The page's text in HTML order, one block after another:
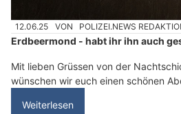
12.06.25 VON POLIZEI.NEWS
Erdbeermond - habt ihr ihn auch
Mit lieben Grüssen von der
wünschen wir euch einen schönen
Weiterlesen